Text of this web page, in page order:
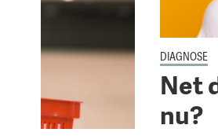
DIAGNOSE
Net
nu?